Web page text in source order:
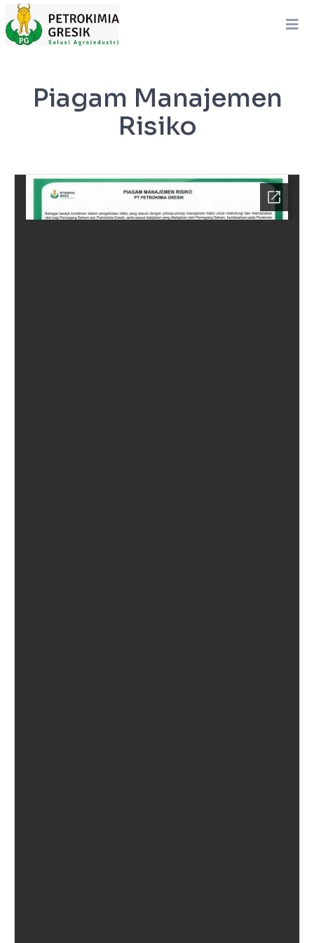
Piagam Manajemen
Risiko